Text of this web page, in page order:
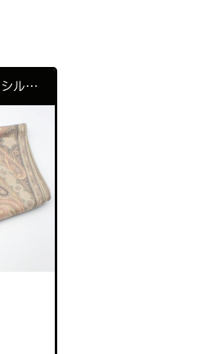
ETRO エトロ スカーフ セタシルク30％ ウール70％ ストール